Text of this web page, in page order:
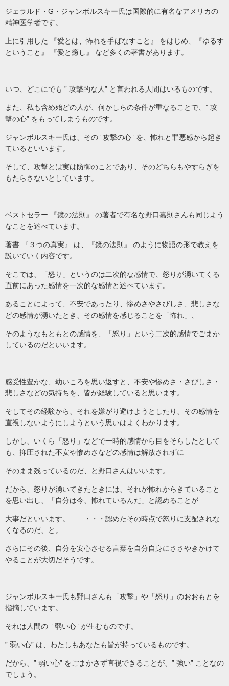
ジェラルド・G・ジャンボルスキー氏は国際的に有名なアメリカの
精神医学者です。
上に引用した 『愛とは、怖れを手ばなすこと』 をはじめ、『ゆるす
ということ』 『愛と癒し』 など多くの著書があります。
いつ、どこにでも ” 攻撃的な人” と言われる人間はいるものです。
また、私も含め殆どの人が、何かしらの条件が重なることで、” 攻
撃の心” をもってしまうものです。
ジャンボルスキー氏は、その” 攻撃の心” を、怖れと罪悪感から起き
ているといいます。
そして、攻撃とは実は防御のことであり、そのどちらもやすらぎを
もたらさないとしています。
ベストセラー 『鏡の法則』 の著者で有名な野口嘉則さんも同じよう
なことを述べています。
著書 『３つの真実』 は、『鏡の法則』 のように物語の形で教えを
説いていく内容です。
そこでは、「怒り」というのは二次的な感情で、怒りが湧いてくる
直前にあった感情を一次的な感情と述べています。
あることによって、不安であったり、惨めさやさびしさ、悲しさな
どの感情が湧いたとき、その感情を感じることを「怖れ」、
そのようなもともとの感情を、「怒り」という二次的感情でごまか
しているのだといいます。
感受性豊かな、幼いころを思い返すと、不安や惨めさ・さびしさ・
悲しさなどの気持ちを、皆が経験していると思います。
そしてその経験から、それを嫌がり避けようとしたり、その感情を
直視しないようにしようという思いはよくわかります。
しかし、いくら「怒り」などで一時的感情から目をそらしたとして
も、抑圧された不安や惨めさなどの感情は解放されずに
そのまま残っているのだ、と野口さんはいいます。
だから、怒りが湧いてきたときには、それが怖れからきていること
を思い出し、「自分は今、怖れているんだ」と認めることが
大事だといいます。 ・・・認めたその時点で怒りに支配されな
くなるのだ、と。
さらにその後、自分を安心させる言葉を自分自身にささやきかけて
やることが大切だそうです。
ジャンボルスキー氏も野口さんも「攻撃」や「怒り」のおおもとを
指摘しています。
それは人間の ” 弱い心” が生むものです。
” 弱い心” は、わたしもあなたも皆が持っているものです。
だから、” 弱い心” をごまかさず直視できることが、” 強い” ことなの
でしょう。